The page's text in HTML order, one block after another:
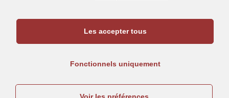
Les accepter tous
Fonctionnels uniquement
Maison de l'Archéologie
05.57.12.45.63